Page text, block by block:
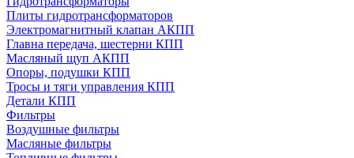
Плиты гидротрансформаторов
Электромагнитный клапан АКПП
Главна передача, шестерни КПП
Масляный щуп АКПП
Опоры, подушки КПП
Тросы и тяги управления КПП
Детали КПП
Фильтры
Воздушные фильтры
Масляные фильтры